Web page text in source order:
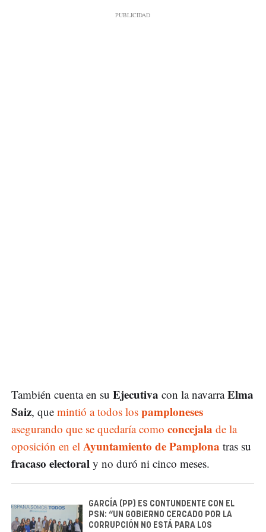
También cuenta en su Ejecutiva con la navarraElma
Saiz, que mintió a todos los pamploneses
asegurando que se quedaría como concejala de la
oposición en el Ayuntamiento de Pamplona tras su
fracaso electoral y no duró ni cinco meses.
GARCÍA (PP) ES CONTUNDENTE CON EL
PSN: “UN GOBIERNO CERCADO POR LA
CORRUPCIÓN NO ESTÁ PARA LOS